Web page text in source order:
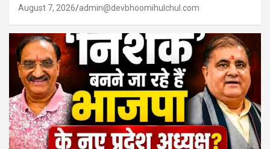
August 7, 2026 admin@devbhoomihulchul.com